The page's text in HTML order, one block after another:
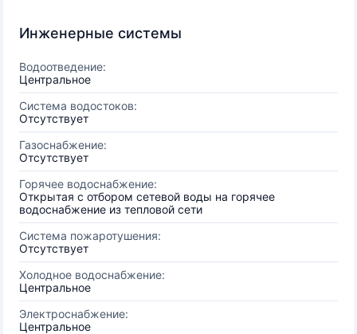
Инженерные системы
Водоотведение:
Центральное
Система водостоков:
Отсутствует
Газоснабжение:
Отсутствует
Горячее водоснабжение:
Открытая с отбором сетевой воды на горячее
водоснабжение из тепловой сети
Система пожаротушения:
Отсутствует
Холодное водоснабжение:
Центральное
Электроснабжение:
Центральное